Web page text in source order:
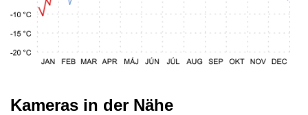
Kameras in der Nähe